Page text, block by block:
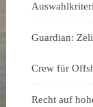
Guardian:
Crew für
Recht auf